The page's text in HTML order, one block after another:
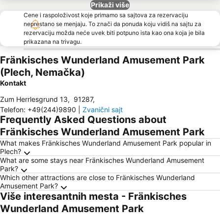
Prikaži više
Cene i raspoloživost koje primamo sa sajtova za rezervaciju
neprestano se menjaju. To znači da ponuda koju vidiš na sajtu za
rezervaciju možda neće uvek biti potpuno ista kao ona koja je bila
prikazana na trivagu.
Fränkisches Wunderland Amusement Park
(Plech, Nemačka)
Kontakt
Zum Herrlesgrund 13, 91287,
Telefon: +49(244)9890 Zvanični sajt
Frequently Asked Questions about
Fränkisches Wunderland Amusement Park
What makes Fränkisches Wunderland Amusement Park popular in
Plech?
What are some stays near Fränkisches Wunderland Amusement
Park?
Which other attractions are close to Fränkisches Wunderland
Amusement Park?
Više interesantnih mesta - Fränkisches
Wunderland Amusement Park